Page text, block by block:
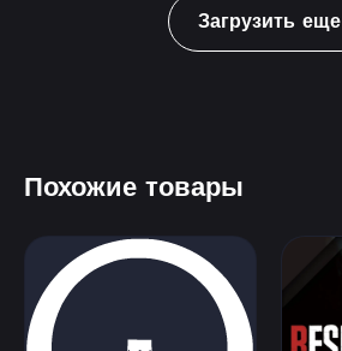
Загрузить еще
Похожие товары